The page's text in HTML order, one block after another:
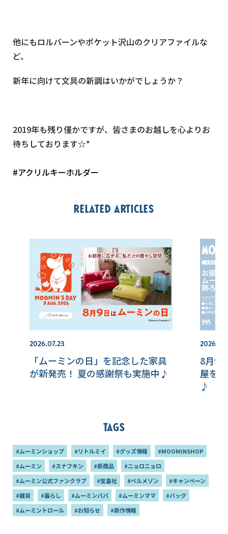
他にもロルバーンやポケット沢山のクリアファイルな
ど、
新年に向けて文具の新調はいかがでしょうか？
2019年も残り僅かですが、皆さまのお越しを心よりお
待ちしております☆*
#アクリルキーホルダー
Related articles
2026.07.23
「ムーミンの日」を記念した家具
が新発売！ 夏の感謝祭も実施中♪
8月9
屋を
♪
Tags
#ムーミンショップ #リトルミイ #グッズ情報
#MOOMINSHOP
#ムーミン
#スナフキン #新商品
#ニョロニョロ
#ムーミン公式ファンクラブ
#宝島社 #ベルメゾン
#キャンペーン
#雑貨
#暮らし #ムーミンパパ #ムーミンママ
#バッグ
#ムーミントロール
#お知らせ #新作情報